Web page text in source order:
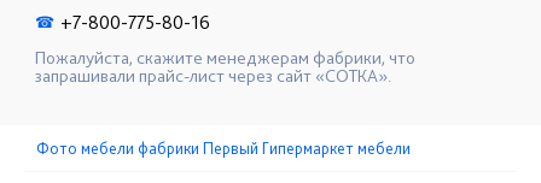
☎ +7-800-775-80-16
Пожалуйста, скажите менеджерам фабрики, что
запрашивали прайс-лист через сайт «СОТКА».
Фото мебели фабрики Первый Гипермаркет мебели